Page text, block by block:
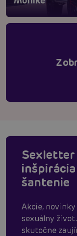
Sexletter
šantenie
Akcie,
sexuálny
skutočne